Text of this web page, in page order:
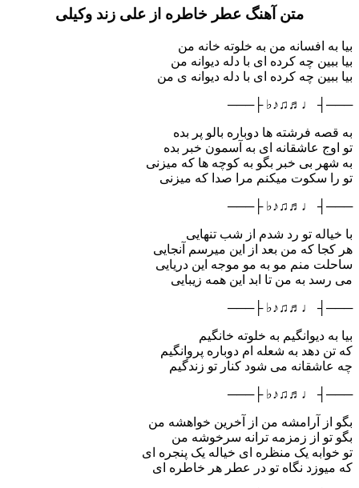
متن آهنگ عطر خاطره از علی زند وکیلی
بیا به افسانه من به خلوته خانه من
بیا ببین چه کرده ای با دله دیوانه من
بیا ببین چه کرده ای با دله دیوانه ی من
───┤ ♩♬♫♪♭ ├───
به قصه فرشته ها دوباره بالو پر بده
تو اوج عاشقانه ای به آسمون خبر بده
به شهر بی خبر بگو به کوچه ها که میزنی
تو را سکوت میکنم مرا صدا که میزنی
───┤ ♩♬♫♪♭ ├───
با خیاله تو رد شدم از شب تنهایی
هر کجا که من بعد از این میرسم آنجایی
ساحلت منم مو به مو موجه این دریایی
می رسد به من تا ابد این همه زیبایی
───┤ ♩♬♫♪♭ ├───
بیا به دیوانگیم به خلوته خانگیم
که تن دهد به شعله ام دوباره پروانگیم
چه عاشقانه می شود کنار تو زندگیم
───┤ ♩♬♫♪♭ ├───
بگو از آرامشه من از آخرین خواهشه من
بگو تو از زمزمه ترانه سرخوشه من
تو خوابه یک منظره ای خیاله یک پنجره ای
که میوزد نگاه تو در عطر هر خاطره ای